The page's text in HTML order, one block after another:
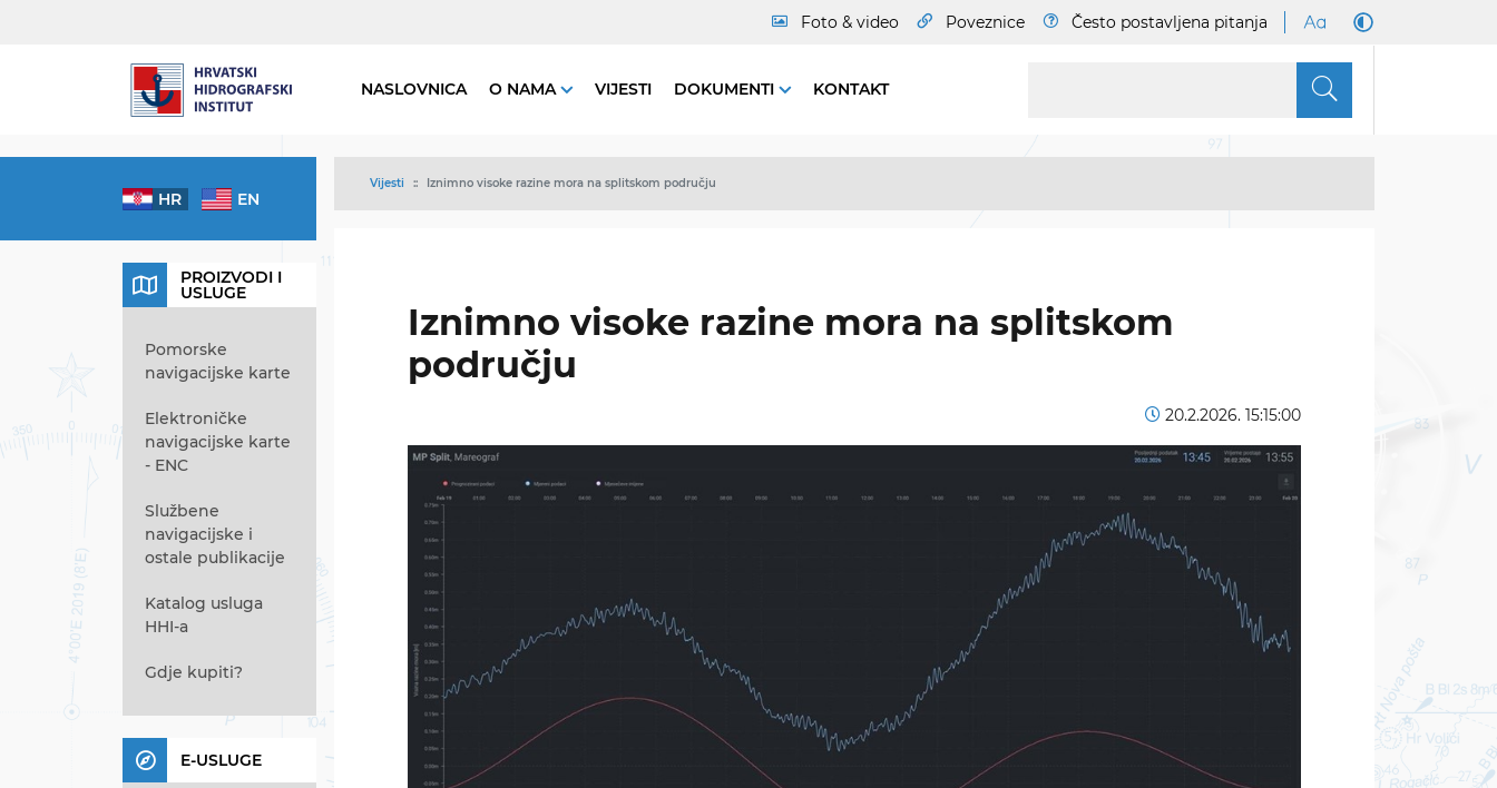
Foto & video Poveznice Često postavljena pitanja
NASLOVNICA O NAMA VIJESTI DOKUMENTI KONTAKT S
EN
HR
PROIZVODI I
USLUGE
Pomorske
navigacijske karte
Elektroničke
navigacijske karte
- ENC
Službene
navigacijske i
ostale publikacije
Katalog usluga
HHI-a
Gdje kupiti?
E-USLUGE
Vijesti Iznimno visoke razine mora na splitskom području
Iznimno visoke razine mora na splitskom
području
20.2.2026. 15:15:00